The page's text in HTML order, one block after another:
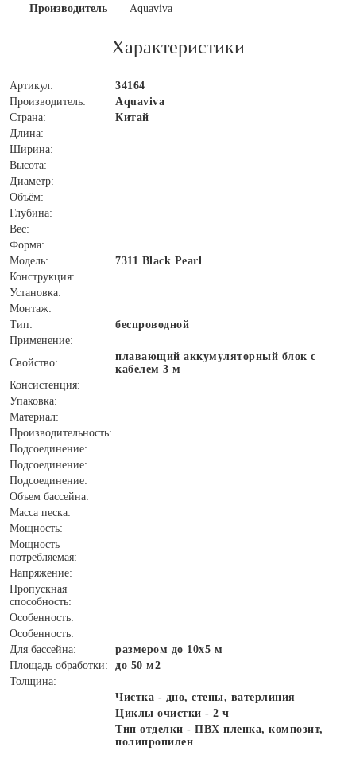
Производитель
Aquaviva
Характеристики
Артикул:
34164
Производитель:
Aquaviva
Страна:
Китай
Длина:
Ширина:
Высота:
Диаметр:
Объём:
Глубина:
Вес:
Форма:
Модель:
7311 Black Pearl
Конструкция:
Установка:
Монтаж:
Тип:
беспроводной
Применение:
Свойство:
плавающий аккумуляторный блок с
кабелем 3 м
Консистенция:
Упаковка:
Материал:
Производительность:
Подсоединение:
Подсоединение:
Подсоединение:
Объем бассейна:
Масса песка:
Мощность:
Мощность
потребляемая:
Напряжение:
Пропускная
способность:
Особенность:
Особенность:
Для бассейна:
размером до 10х5 м
Площадь обработки:
до 50 м2
Толщина:
Чистка - дно, стены, ватерлиния
Циклы очистки - 2 ч
Тип отделки - ПВХ пленка, композит,
полипропилен